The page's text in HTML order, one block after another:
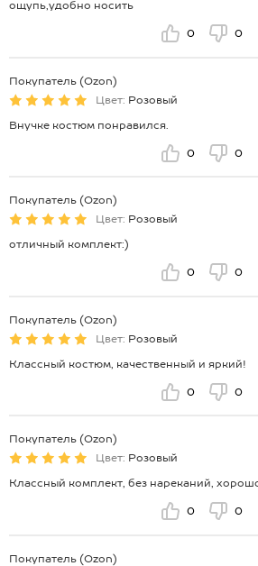
ощупь,удобно носить
0 0
Покупатель (Ozon)
Цвет: Розовый
Внучке костюм понравился.
0 0
Покупатель (Ozon)
Цвет: Розовый
отличный комплект:)
0 0
Покупатель (Ozon)
Цвет: Розовый
Классный костюм, качественный и яркий!
0 0
Покупатель (Ozon)
Цвет: Розовый
Классный комплект, без нареканий,
0 0
Покупатель (Ozon)